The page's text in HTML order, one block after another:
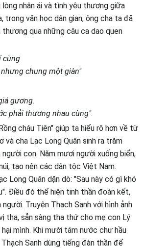
lòng nhân ái và tình yêu thương giữa
trong văn học dân gian, ông cha ta đã
qua những câu ca dao quen
cùng
chung một giàn"
gương.
phải thương nhau cùng".
cháu Tiên" giúp ta hiểu rõ hơn về từ
và cha Lạc Long Quân sinh ra trăm
con. Năm mươi người xuống biển,
tạo nên các dân tộc Việt Nam.
Long Quân dặn dò: "Sau này có gì khó
Điều đó thể hiện tinh thần đoàn kết,
Truyện Thạch Sanh với hình ảnh
tha, sẵn sàng tha thứ cho mẹ con Lý
mình. Khi mười tám nước chư hầu
Sanh dùng tiếng đàn thần để